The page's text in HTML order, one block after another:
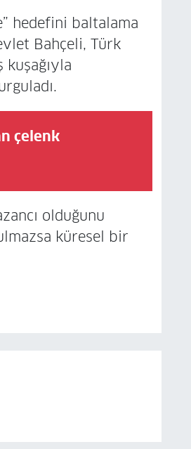
hedefini baltalama
Bahçeli, Türk
çelenk
olduğunu
küresel bir